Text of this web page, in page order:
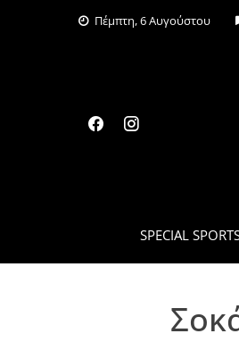
Πέμπτη, 6 Αυγούστου
SPECIAL